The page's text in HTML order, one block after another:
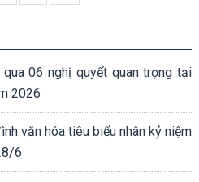
page cuối
06 nghị quyết quan trọng tại
2026
văn hóa tiêu biểu nhân kỷ niệm
6